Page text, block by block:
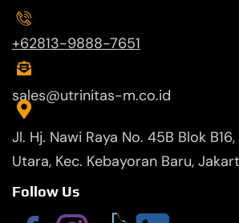
+62813-9888-7651
sales@utrinitas-m.co.id
Jl. Hj. Nawi Raya No. 45B Blok
Utara, Kec. Kebayoran Baru,
Follow Us